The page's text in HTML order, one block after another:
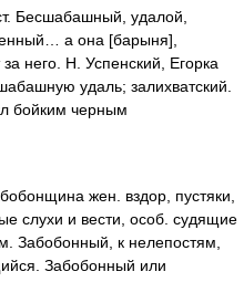
Бесшабашный, удалой,
а она [барыня],
него. Н. Успенский, Егорка
удаль; залихватский.
бойким черным
жен. вздор, пустяки,
слухи и вести, особ. судящие
Забобонный, к нелепостям,
Забобонный или